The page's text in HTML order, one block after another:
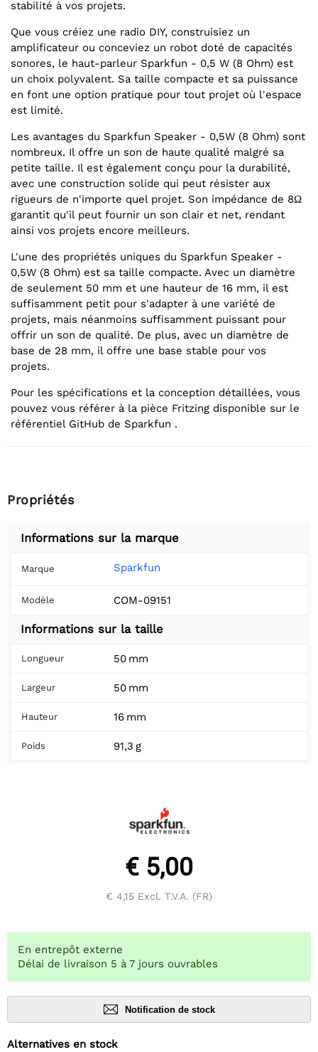
stabilité à vos projets.
Que vous créiez une radio DIY, construisiez un
amplificateur ou conceviez un robot doté de capacités
sonores, le haut-parleur Sparkfun - 0,5 W (8 Ohm) est
un choix polyvalent. Sa taille compacte et sa puissance
en font une option pratique pour tout projet où l'espace
est limité.
Les avantages du Sparkfun Speaker - 0,5W (8 Ohm) sont
nombreux. Il offre un son de haute qualité malgré sa
petite taille. Il est également conçu pour la durabilité,
avec une construction solide qui peut résister aux
rigueurs de n'importe quel projet. Son impédance de 8Ω
garantit qu'il peut fournir un son clair et net, rendant
ainsi vos projets encore meilleurs.
L'une des propriétés uniques du Sparkfun Speaker -
0,5W (8 Ohm) est sa taille compacte. Avec un diamètre
de seulement 50 mm et une hauteur de 16 mm, il est
suffisamment petit pour s'adapter à une variété de
projets, mais néanmoins suffisamment puissant pour
offrir un son de qualité. De plus, avec un diamètre de
base de 28 mm, il offre une base stable pour vos
projets.
Pour les spécifications et la conception détaillées, vous
pouvez vous référer à la pièce Fritzing disponible sur le
référentiel GitHub de Sparkfun .
Propriétés
Informations sur la marque
Marque Sparkfun
Modèle COM-09151
Informations sur la taille
Longueur 50 mm
Largeur 50 mm
Hauteur 16 mm
Poids 91,3 g
€ 5,00
€ 4,15 Excl. T.V.A. (FR)
En entrepôt externe
Délai de livraison 5 à 7 jours ouvrables
Notification de stock
Alternatives en stock